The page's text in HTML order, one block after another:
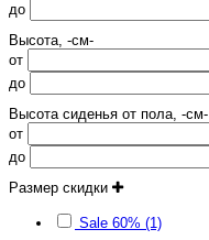
до
Высота, -см-
от
до
Высота сиденья от пола, -см-
от
до
Размер скидки
Sale 60% (1)